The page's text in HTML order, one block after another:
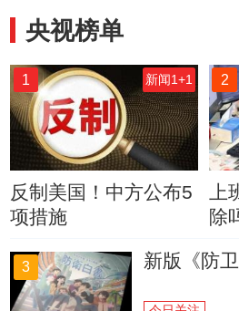
央视榜单
1 新闻1+1
反制美国！中方公布5
项措施
2
除
3 新版《防